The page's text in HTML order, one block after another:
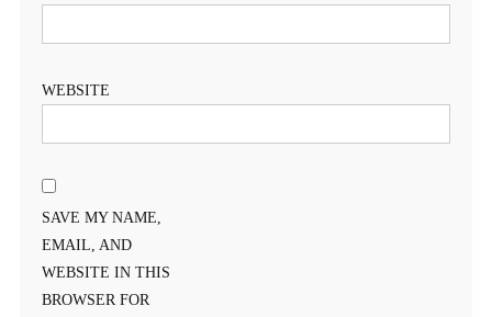
WEBSITE
SAVE MY NAME,
EMAIL, AND
WEBSITE IN THIS
BROWSER FOR